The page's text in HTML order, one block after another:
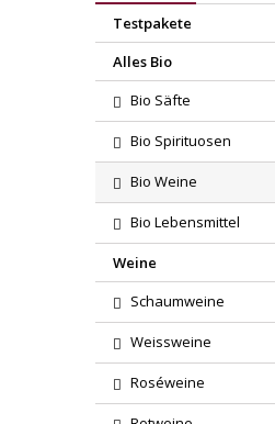
Testpakete
Alles Bio
Bio Säfte
Bio Spirituosen
Bio Weine
Bio Lebensmittel
Weine
Schaumweine
Weissweine
Roséweine